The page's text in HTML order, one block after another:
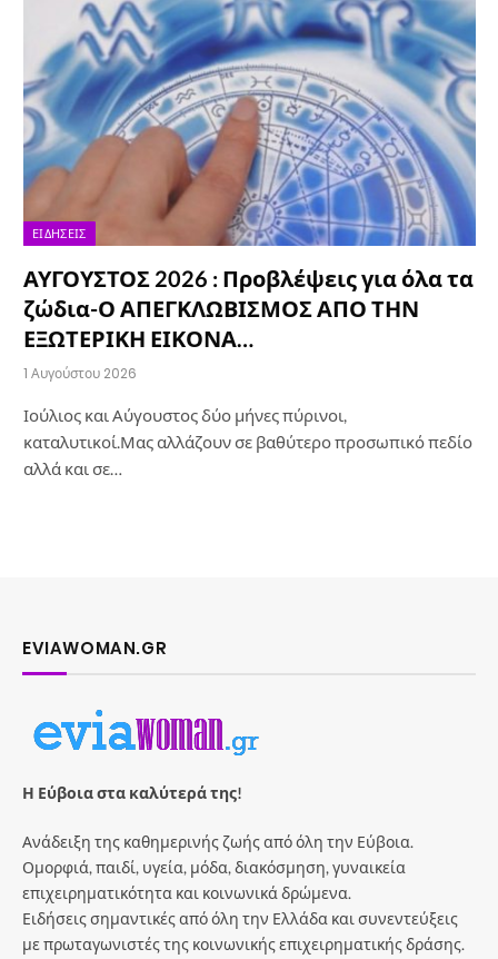
ΕΙΔΉΣΕΙΣ
ΑΥΓΟΥΣΤΟΣ 2026 : Προβλέψεις για όλα τα
ζώδια-Ο ΑΠΕΓΚΛΩΒΙΣΜΟΣ ΑΠΟ ΤΗΝ
ΕΞΩΤΕΡΙΚΗ ΕΙΚΟΝΑ…
1 Αυγούστου 2026
Ιούλιος και Αύγουστος δύο μήνες πύρινοι,
καταλυτικοί.Μας αλλάζουν σε βαθύτερο προσωπικό πεδίο
αλλά και σε…
EVIAWOMAN.GR
Η Εύβοια στα καλύτερά της!
Ανάδειξη της καθημερινής ζωής από όλη την Εύβοια.
Ομορφιά, παιδί, υγεία, μόδα, διακόσμηση, γυναικεία
επιχειρηματικότητα και κοινωνικά δρώμενα.
Ειδήσεις σημαντικές από όλη την Ελλάδα και συνεντεύξεις
με πρωταγωνιστές της κοινωνικής επιχειρηματικής δράσης.